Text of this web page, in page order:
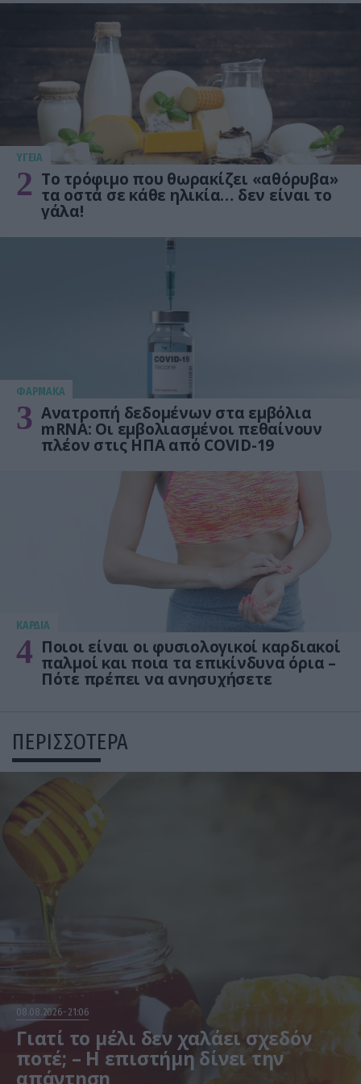
ΥΓΕΙΑ
2 Το τρόφιμο που θωρακίζει «αθόρυβα»
τα οστά σε κάθε ηλικία… δεν είναι το
γάλα!
ΦΑΡΜΑΚΑ
3 Ανατροπή δεδομένων στα εμβόλια
mRNA: Οι εμβολιασμένοι πεθαίνουν
πλέον στις ΗΠΑ από COVID-19
KΑΡΔΙΑ
4 Ποιοι είναι οι φυσιολογικοί καρδιακοί
παλμοί και ποια τα επικίνδυνα όρια –
Πότε πρέπει να ανησυχήσετε
ΠΕΡΙΣΣΟΤΕΡΑ
08.08.2026 21:06
Γιατί το μέλι δεν χαλάει σχεδόν
ποτέ; – Η επιστήμη δίνει την
απάντηση